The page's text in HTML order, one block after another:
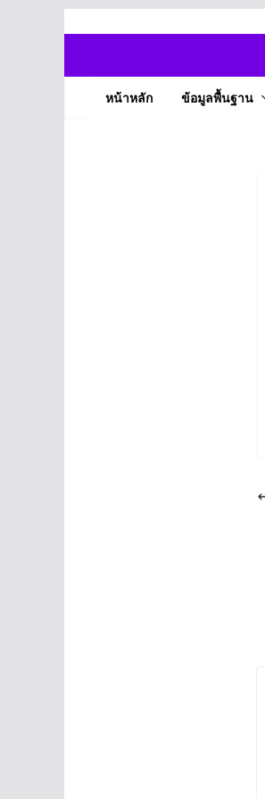
หน้าหลัก ข้อมูลพื้นฐาน